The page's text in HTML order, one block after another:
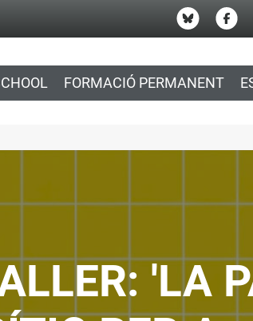
FORMACIÓ PERMANENT
'LA